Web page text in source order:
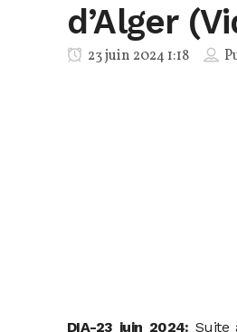
d’Alger
23 juin 2024 1:18
DIA-23 juin 2024: Suite